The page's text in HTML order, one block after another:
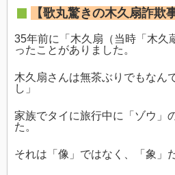
【歌丸驚きの木久扇詐欺
35年前に「木久扇（当時「木久
ったことがありました。
木久扇さんは無茶ぶりでもなん
し」
家族でタイに旅行中に「ゾウ」
た。
それは「像」ではなく、「象」